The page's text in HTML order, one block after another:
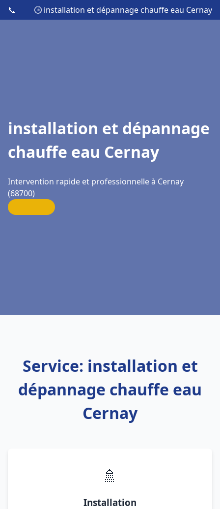
📞 🕒 installation et dépannage chauffe eau Cernay
installation et dépannage
chauffe eau Cernay
Intervention rapide et professionnelle à Cernay
(68700)
Service: installation et
dépannage chauffe eau
Cernay
🚿
Installation